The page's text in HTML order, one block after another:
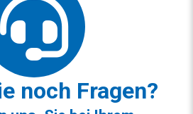
noch Fragen?